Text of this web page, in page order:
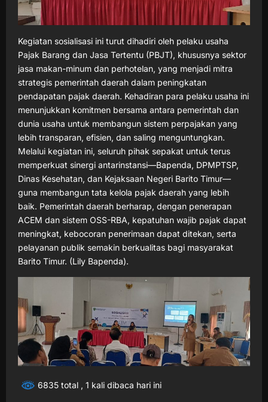
Kegiatan sosialisasi ini turut dihadiri oleh pelaku usaha
Pajak Barang dan Jasa Tertentu (PBJT), khususnya sektor
jasa makan-minum dan perhotelan, yang menjadi mitra
strategis pemerintah daerah dalam peningkatan
pendapatan pajak daerah. Kehadiran para pelaku usaha ini
menunjukkan komitmen bersama antara pemerintah dan
dunia usaha untuk membangun sistem perpajakan yang
lebih transparan, efisien, dan saling menguntungkan.
Melalui kegiatan ini, seluruh pihak sepakat untuk terus
memperkuat sinergi antarinstansi—Bapenda, DPMPTSP,
Dinas Kesehatan, dan Kejaksaan Negeri Barito Timur—
guna membangun tata kelola pajak daerah yang lebih
baik. Pemerintah daerah berharap, dengan penerapan
ACEM dan sistem OSS-RBA, kepatuhan wajib pajak dapat
meningkat, kebocoran penerimaan dapat ditekan, serta
pelayanan publik semakin berkualitas bagi masyarakat
Barito Timur. (Lily Bapenda).
6835 total , 1 kali dibaca hari ini